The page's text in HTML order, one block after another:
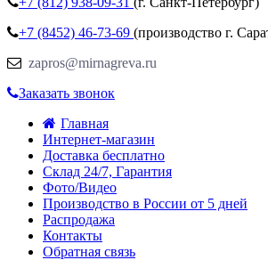
+7 (8452) 46-73-69 (производство г.
zapros@mirnagreva.ru
Заказать звонок
Главная
Интернет-магазин
Доставка бесплатно
Склад 24/7, Гарантия
Фото/Видео
Производство в России от 5 дней
Распродажа
Контакты
Обратная связь